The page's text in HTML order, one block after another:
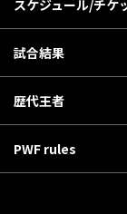
スケジュール/チケ
PWF rules
歴代王者
試合結果